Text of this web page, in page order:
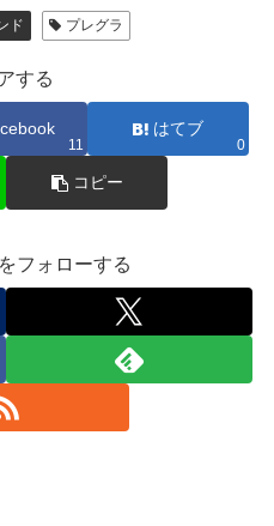
ド プレグラ
する
11
はてブ
0
コピー
フォローする